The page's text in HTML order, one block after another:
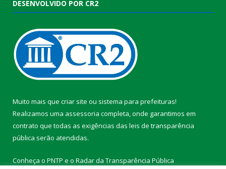
DESENVOLVIDO POR CR2
Muito mais que criar site ou sistema para prefeituras!
Realizamos uma assessoria completa, onde garantimos em
contrato que todas as exigências das leis de transparência
pública serão atendidas.
Conheça o PNTP e o Radar da Transparência Pública